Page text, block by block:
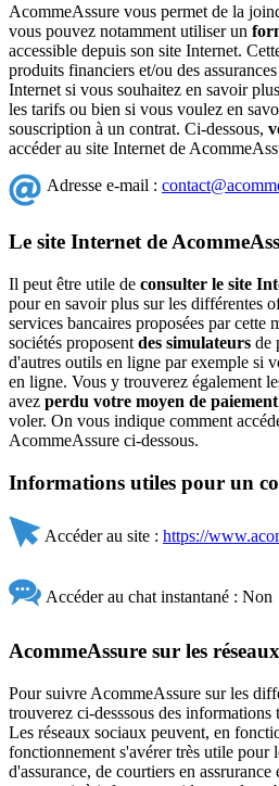
AcommeAssure vous permet de la
vous pouvez notamment utiliser un
accessible depuis son site Internet.
produits financiers et/ou des
Internet si vous souhaitez en savoir
les tarifs ou bien si vous voulez en
souscription à un contrat. Ci-dessous,
accéder au site Internet de
Adresse e-mail :
Le site Internet de
Il peut être utile de consulter le site
pour en savoir plus sur les différentes
services bancaires proposées par cette
sociétés proposent des simulateurs de
d'autres outils en ligne par exemple si
en ligne. Vous y trouverez également
avez perdu votre moyen de paiement
voler. On vous indique comment
AcommeAssure ci-dessous.
Informations utiles pour un
Accéder au site : https://
Accéder au chat instantané : Non
AcommeAssure sur les
Pour suivre AcommeAssure sur les
trouverez ci-desssous des informations
Les réseaux sociaux peuvent, en
fonctionnement s'avérer très utile pour
d'assurance, de courtiers en